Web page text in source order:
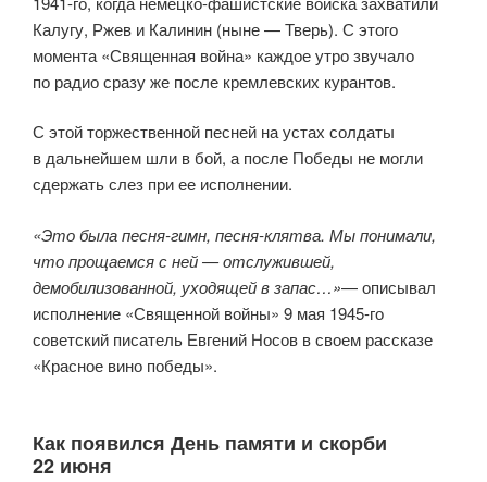
Калугу, Ржев и Калинин (ныне — Тверь). С этого
момента «Священная война» каждое утро звучало
по радио сразу же после кремлевских курантов.
С этой торжественной песней на устах солдаты
в дальнейшем шли в бой, а после Победы не могли
сдержать слез при ее исполнении.
«Это была песня-гимн, песня-клятва. Мы понимали,
что прощаемся с ней — отслужившей,
демобилизованной, уходящей в запас…»— описывал
исполнение «Священной войны» 9 мая 1945-го
советский писатель Евгений Носов в своем рассказе
«Красное вино победы».
Как появился День памяти и скорби
22 июня